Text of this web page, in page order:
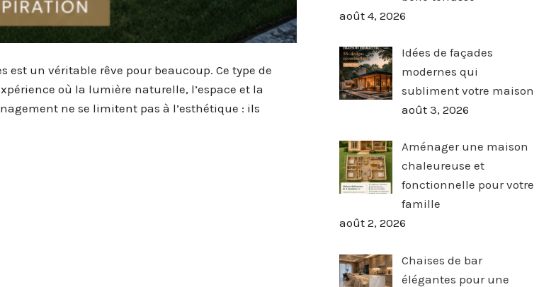
un véritable rêve pour beaucoup. Ce type de
où la lumière naturelle, l’espace et la
ne se limitent pas à l’esthétique : ils
août 4, 2026
Idées de façades
modernes qui
subliment votre maison
août 3, 2026
Aménager une maison
chaleureuse et
fonctionnelle pour votre
famille
août 2, 2026
Chaises de bar
élégantes pour une